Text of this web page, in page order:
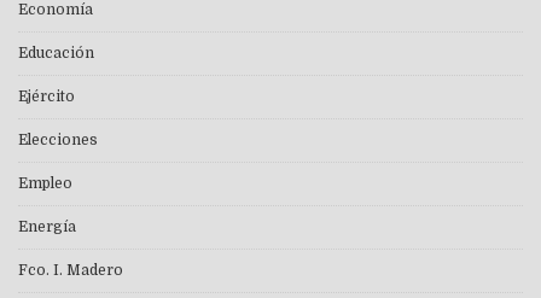
Economía
Educación
Ejército
Elecciones
Empleo
Energía
Fco. I. Madero